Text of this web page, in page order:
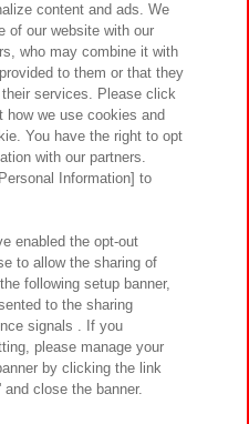
ティ サイトポリシー
クセシビリティ方針と検証結果
よくあるご質問・お問い合わせ
Inc.
content and ads. We
of our website with our
who may combine it with
to them or that they
services. Please click
how we use cookies and
You have the right to opt
with our partners.
Information] to
enabled the opt-out
to allow the sharing of
following setup banner,
to the sharing
signals . If you
please manage your
by clicking the link
close the banner.